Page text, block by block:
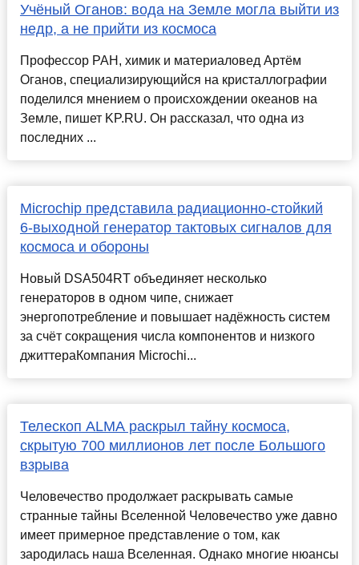
Учёный Оганов: вода на Земле могла выйти из
недр, а не прийти из космоса
Профессор РАН, химик и материаловед Артём
Оганов, специализирующийся на кристаллографии
поделился мнением о происхождении океанов на
Земле, пишет KP.RU. Он рассказал, что одна из
последних ...
Microchip представила радиационно-стойкий
6-выходной генератор тактовых сигналов для
космоса и обороны
Новый DSA504RT объединяет несколько
генераторов в одном чипе, снижает
энергопотребление и повышает надёжность систем
за счёт сокращения числа компонентов и низкого
джиттераКомпания Microchi...
Телескоп ALMA раскрыл тайну космоса,
скрытую 700 миллионов лет после Большого
взрыва
Человечество продолжает раскрывать самые
странные тайны Вселенной Человечество уже давно
имеет примерное представление о том, как
зародилась наша Вселенная. Однако многие нюансы